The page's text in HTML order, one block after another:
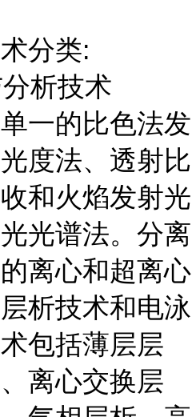
分类:
析技术
一的比色法发
度法、透射比
和火焰发射光
光谱法。分离
离心和超离心
析技术和电泳
包括薄层层
离心交换层